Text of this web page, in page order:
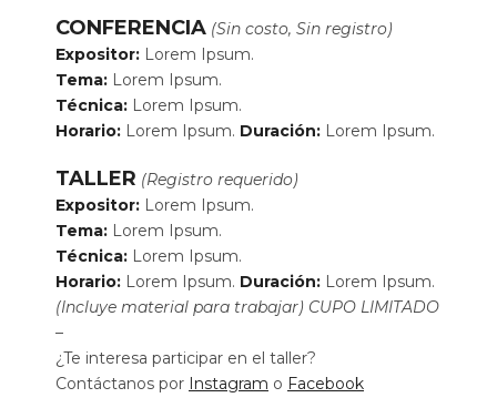
CONFERENCIA (Sin costo, Sin registro)
Expositor: Lorem Ipsum.
Tema: Lorem Ipsum.
Técnica: Lorem Ipsum.
Horario: Lorem Ipsum. Duración: Lorem Ipsum.
TALLER (Registro requerido)
Expositor: Lorem Ipsum.
Tema: Lorem Ipsum.
Técnica: Lorem Ipsum.
Horario: Lorem Ipsum. Duración: Lorem Ipsum.
(Incluye material para trabajar) CUPO LIMITADO
–
¿Te interesa participar en el taller?
Contáctanos por Instagram o Facebook